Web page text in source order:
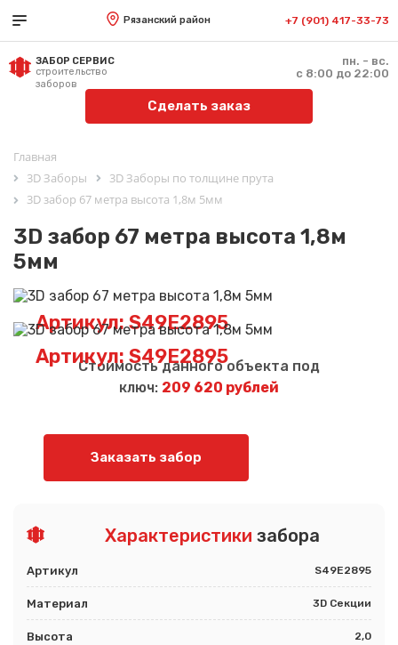
Рязанский район +7 (901) 417-33-73
ЗАБОР СЕРВИС
строительство
заборов
пн. - вс.
с 8:00 до 22:00
Сделать заказ
Главная
3D Заборы
3D Заборы по толщине прута
3D забор 67 метра высота 1,8м 5мм
3D забор 67 метра высота 1,8м
5мм
Артикул: S49E2895
Артикул: S49E2895
Стоимость данного объекта под
ключ: 209 620 рублей
Заказать забор
Характеристики забора
Артикул S49E2895
Материал 3D Секции
Высота 2,0